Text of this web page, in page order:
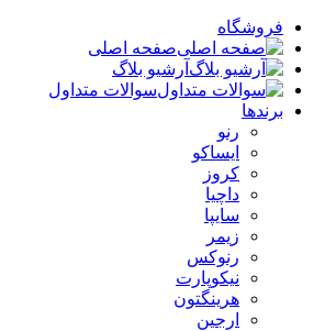
فروشگاه
صفحه اصلی
آرشیو بلاگ
سوالات متداول
برندها
رنو
ایساکو
کروز
داچیا
سایپا
زیمر
رنوکس
نیکوپارت
هرینگتون
ارجین